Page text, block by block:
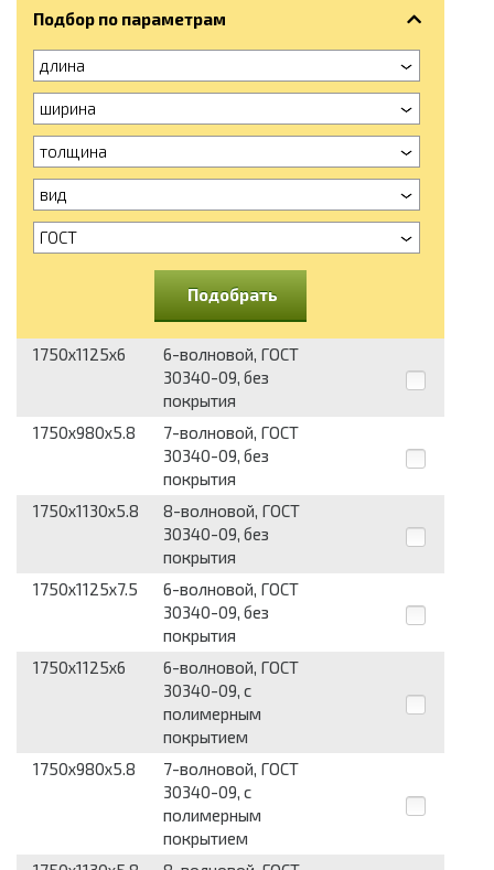
Подбор по параметрам
длина
ширина
толщина
вид
ГОСТ
Подобрать
1750x1125x6
6-волновой, ГОСТ
30340-09, без
покрытия
1750x980x5.8
7-волновой, ГОСТ
30340-09, без
покрытия
1750x1130x5.8
8-волновой, ГОСТ
30340-09, без
покрытия
1750x1125x7.5
6-волновой, ГОСТ
30340-09, без
покрытия
1750x1125x6
6-волновой, ГОСТ
30340-09, с
полимерным
покрытием
1750x980x5.8
7-волновой, ГОСТ
30340-09, с
полимерным
покрытием